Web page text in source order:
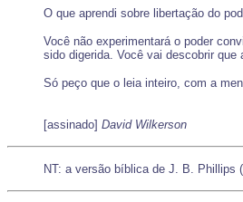
O que aprendi sobre libertação do
Você não experimentará o poder
sido digerida. Você vai descobrir que
Só peço que o leia inteiro, com a
[assinado] David Wilkerson
NT: a versão bíblica de J. B. Phillips